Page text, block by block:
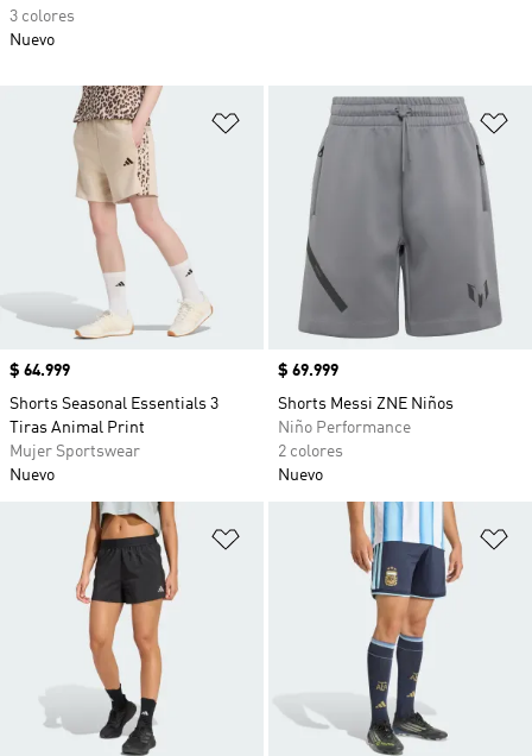
Añadir a la lista de deseos
Precio
$ 64.999
Shorts Seasonal Essentials 3
Tiras Animal Print
Mujer Sportswear
Nuevo
Precio
$ 69.999
Shorts Messi ZNE Niños
Niño Performance
2 colores
Nuevo
Añadir a la lista de deseos
3 colores
Nuevo